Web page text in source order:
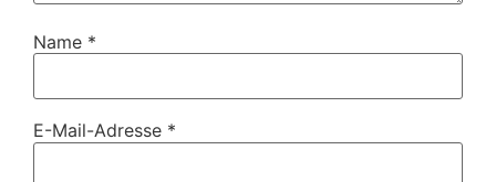
Name *
E-Mail-Adresse *